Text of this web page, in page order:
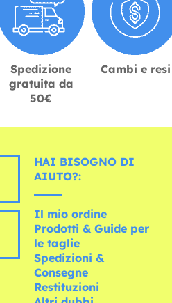
Spedizione
gratuita da
50€
Cambi e resi
HAI BISOGNO DI
AIUTO?:
Il mio ordine
Prodotti & Guide per
le taglie
Spedizioni &
Consegne
Restituzioni